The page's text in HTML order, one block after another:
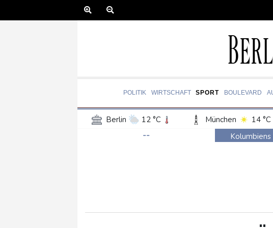
POLITIK WIRTSCHAFT SPORT BOULEVARD
Berlin 12 °C München 14 °C
Frankfurt am Main
--
Größer als
Nowotny
Bayer-